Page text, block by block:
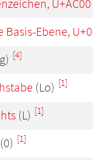
U+AC00
Basis-Ebene,
[4]
(Lo) [1]
(L) [1]
(0) [1]